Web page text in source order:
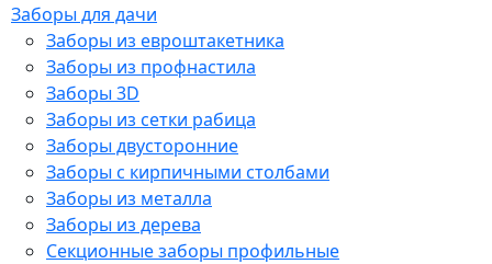
Заборы для дачи
Заборы из евроштакетника
Заборы из профнастила
Заборы 3D
Заборы из сетки рабица
Заборы двусторонние
Заборы с кирпичными столбами
Заборы из металла
Заборы из дерева
Секционные заборы профильные